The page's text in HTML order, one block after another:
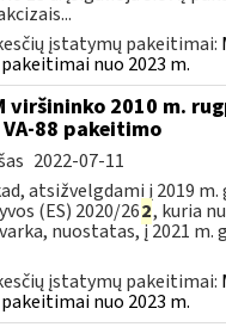
įstatymų pakeitimai:
nuo 2023 m.
viršininko 2010 m.
88 pakeitimo
2022-07-11
atsižvelgdami į 2019 m.
(ES) 2020/262, kuria
nuostatas, į 2021 m.
įstatymų pakeitimai:
nuo 2023 m.